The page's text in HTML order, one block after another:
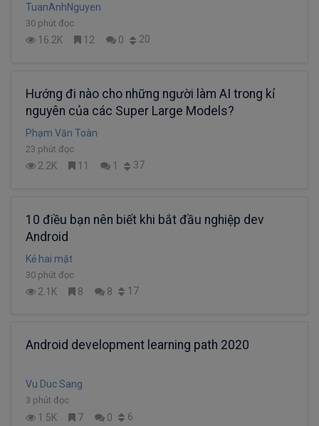
TuanAnhNguyen
30 phút đọc
16.2K 12 0 20
Hướng đi nào cho những người làm AI trong kỉ
nguyên của các Super Large Models?
Phạm Văn Toàn
23 phút đọc
2.2K 11 1 37
10 điều bạn nên biết khi bắt đầu nghiệp dev
Android
Kẻ hai mặt
30 phút đọc
2.1K 8 8 17
Android development learning path 2020
Vu Duc Sang
3 phút đọc
1.5K 7 0 6